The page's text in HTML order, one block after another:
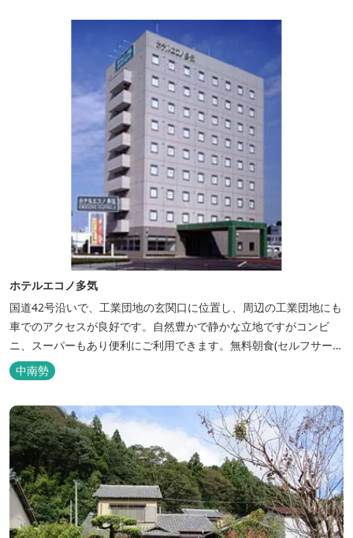
ホテルエコノ多気
国道42号沿いで、工業団地の玄関口に位置し、周辺の工業団地にも
車でのアクセスが良好です。自然豊かで静かな立地ですがコンビ
ニ、スーパーもあり便利にご利用できます。無料朝食(セルフサービ
ス)、大型無料駐車場も完備。
中南勢